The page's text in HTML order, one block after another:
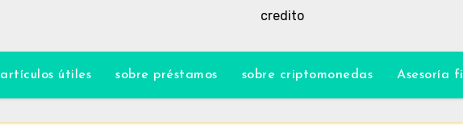
credito
artículos útiles sobre préstamos sobre criptomonedas Asesoría